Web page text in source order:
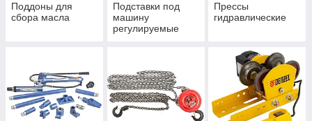
Поддоны для
сбора масла
Подставки под
машину
регулируемые
Прессы
гидравлические